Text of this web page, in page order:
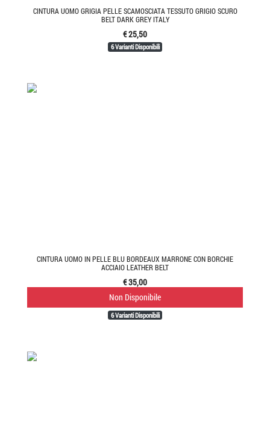
CINTURA UOMO GRIGIA PELLE SCAMOSCIATA TESSUTO GRIGIO SCURO
BELT DARK GREY ITALY
€ 25,50
6 Varianti Disponibili
CINTURA UOMO IN PELLE BLU BORDEAUX MARRONE CON BORCHIE
ACCIAIO LEATHER BELT
€ 35,00
Non Disponibile
6 Varianti Disponibili